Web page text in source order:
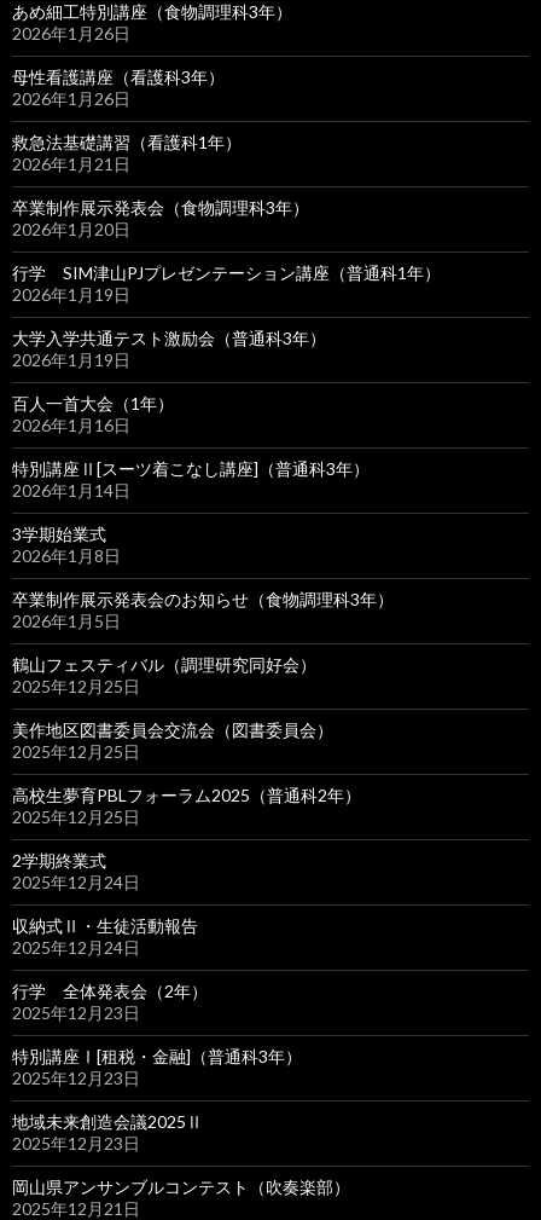
あめ細工特別講座（食物調理科3年）
2026年1月26日
母性看護講座（看護科3年）
2026年1月26日
救急法基礎講習（看護科1年）
2026年1月21日
卒業制作展示発表会（食物調理科3年）
2026年1月20日
行学 SIM津山PJプレゼンテーション講座（普通科1年）
2026年1月19日
大学入学共通テスト激励会（普通科3年）
2026年1月19日
百人一首大会（1年）
2026年1月16日
特別講座Ⅱ[スーツ着こなし講座]（普通科3年）
2026年1月14日
3学期始業式
2026年1月8日
卒業制作展示発表会のお知らせ（食物調理科3年）
2026年1月5日
鶴山フェスティバル（調理研究同好会）
2025年12月25日
美作地区図書委員会交流会（図書委員会）
2025年12月25日
高校生夢育PBLフォーラム2025（普通科2年）
2025年12月25日
2学期終業式
2025年12月24日
収納式Ⅱ・生徒活動報告
2025年12月24日
行学 全体発表会（2年）
2025年12月23日
特別講座Ⅰ[租税・金融]（普通科3年）
2025年12月23日
地域未来創造会議2025Ⅱ
2025年12月23日
岡山県アンサンブルコンテスト（吹奏楽部）
2025年12月21日